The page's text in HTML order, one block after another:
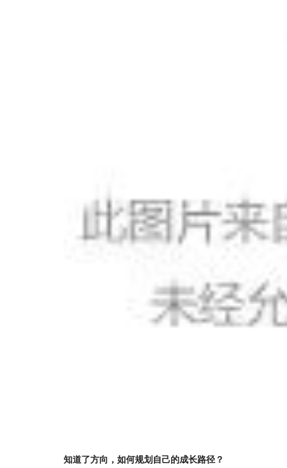
知道了方向，如何规划自己的成长路径？